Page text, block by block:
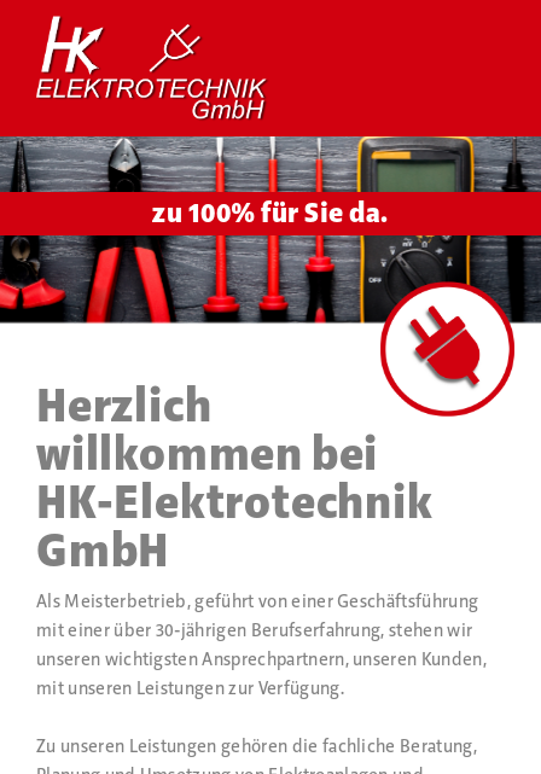
01
zu 100% für Sie da.
Herzlich
willkommen bei
HK-Elektrotechnik
GmbH
Als Meisterbetrieb, geführt von einer Geschäftsführung
mit einer über 30-jährigen Berufserfahrung, stehen wir
unseren wichtigsten Ansprechpartnern, unseren Kunden,
mit unseren Leistungen zur Verfügung.
Zu unseren Leistungen gehören die fachliche Beratung,